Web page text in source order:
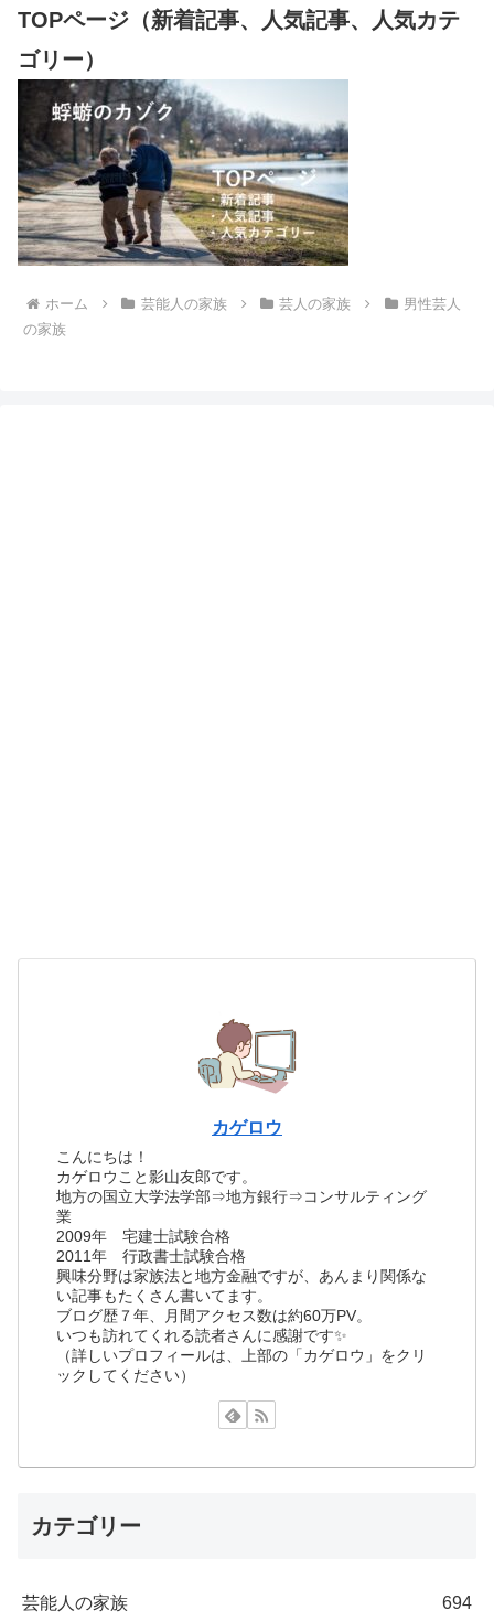
TOPページ（新着記事、人気記事、人気カテ
ゴリー）
ホーム 芸能人の家族 芸人の家族
男性芸人
の家族
カゲロウ
こんにちは！
カゲロウこと影山友郎です。
地方の国立大学法学部⇒地方銀行⇒コンサルティング
業
2009年 宅建士試験合格
2011年 行政書士試験合格
興味分野は家族法と地方金融ですが、あんまり関係な
い記事もたくさん書いてます。
ブログ歴７年、月間アクセス数は約60万PV。
いつも訪れてくれる読者さんに感謝です✨
（詳しいプロフィールは、上部の「カゲロウ」をクリ
ックしてください）
カテゴリー
芸能人の家族 694